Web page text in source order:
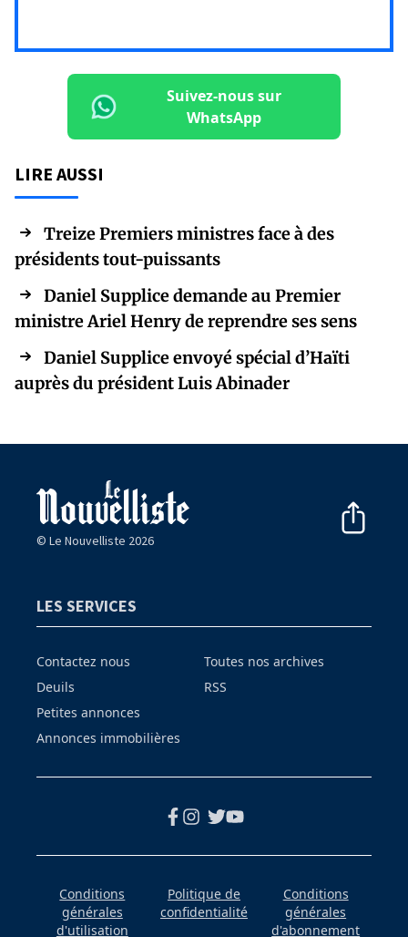
Suivez-nous sur
WhatsApp
LIRE AUSSI
Treize Premiers ministres face à des
présidents tout-puissants
Daniel Supplice demande au Premier
ministre Ariel Henry de reprendre ses sens
Daniel Supplice envoyé spécial d’Haïti
auprès du président Luis Abinader
© Le Nouvelliste 2026
LES SERVICES
Contactez nous
Deuils
Petites annonces
Annonces immobilières
Toutes nos archives
RSS
Conditions
générales
d'utilisation
Politique de
confidentialité
Conditions
générales
d'abonnement